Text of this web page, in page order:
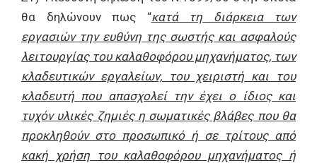
θα δηλώνουν πως “κατά τη διάρκεια των
εργασιών την ευθύνη της σωστής και ασφαλούς
λειτουργίας του καλαθοφόρου μηχανήματος, των
κλαδευτικών εργαλείων, του χειριστή και του
κλαδευτή που απασχολεί την έχει ο ίδιος και
τυχόν υλικές ζημιές η σωματικές βλάβες που θα
προκληθούν στο προσωπικό ή σε τρίτους από
κακή χρήση του καλαθοφόρου μηχανήματος ή